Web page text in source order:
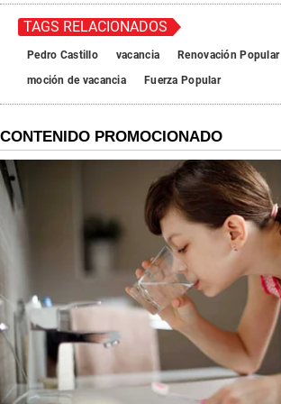
e
c
TAGS RELACIONADOS
Pedro Castillo vacancia
Renovación Popular
moción de vacancia
Fuerza Popular